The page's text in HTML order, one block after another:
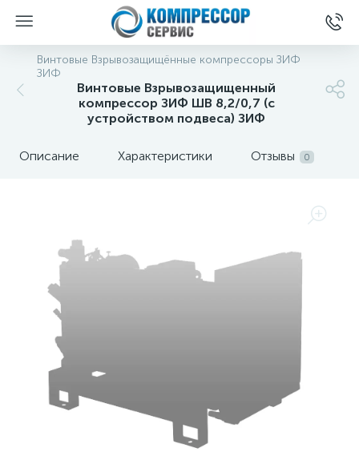
Винтовые Взрывозащищённые компрессоры ЗИФ
ЗИФ
Винтовые Взрывозащищенный
компрессор ЗИФ ШВ 8,2/0,7 (с
устройством подвеса) ЗИФ
Описание Характеристики Отзывы 0